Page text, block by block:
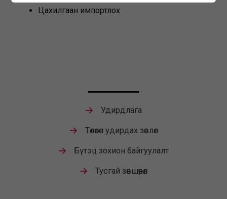
Цахилгаан импортлох
Удирдлага
Төлөөлөн удирдах зөвлөл
Бүтэц зохион байгуулалт
Тусгай зөвшөөрөл